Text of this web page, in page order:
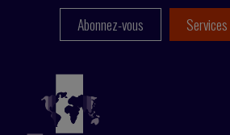
Abonnez-vous